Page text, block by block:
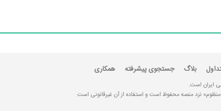
بلاگ جستجوی پیشرفته همکاری
ایران است.
نزد منصه محفوظ است و استفاده از آن غیرقانونی است.